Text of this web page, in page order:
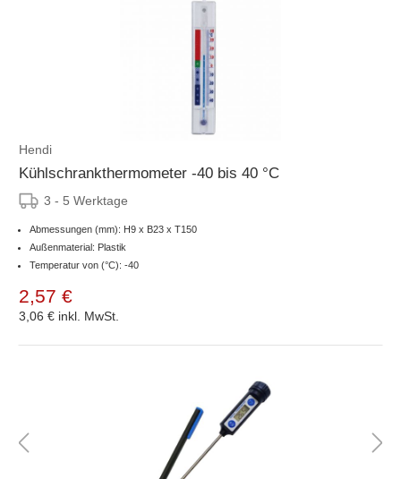
Hendi
Kühlschrankthermometer -40 bis 40 °C
3 - 5 Werktage
Abmessungen (mm): H9 x B23 x T150
Außenmaterial: Plastik
Temperatur von (°C): -40
2,57 €
3,06 € inkl. MwSt.